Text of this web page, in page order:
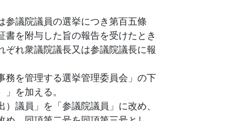
参議院議員の選挙につき第百五條
書を附与した旨の報告を受けたとき
れ衆議院議長又は参議院議長に報
務を管理する選挙管理委員会」の下
を加える。
議員」を「参議院議員」に改め、